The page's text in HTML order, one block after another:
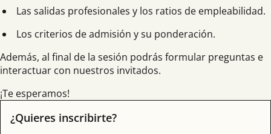
Las salidas profesionales y los ratios de empleabilidad.
Los criterios de admisión y su ponderación.
Además, al final de la sesión podrás formular preguntas e
interactuar con nuestros invitados.
¡Te esperamos!
¿Quieres inscribirte?